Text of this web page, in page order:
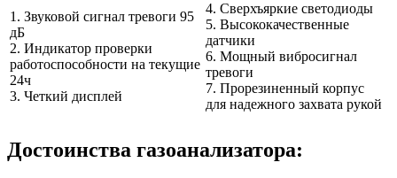
1. Звуковой сигнал тревоги 95
дБ
2. Индикатор проверки
работоспособности на текущие
24ч
3. Четкий дисплей
4. Сверхъяркие светодиоды
5. Высококачественные
датчики
6. Мощный вибросигнал
тревоги
7. Прорезиненный корпус
для надежного захвата рукой
Достоинства газоанализатора: